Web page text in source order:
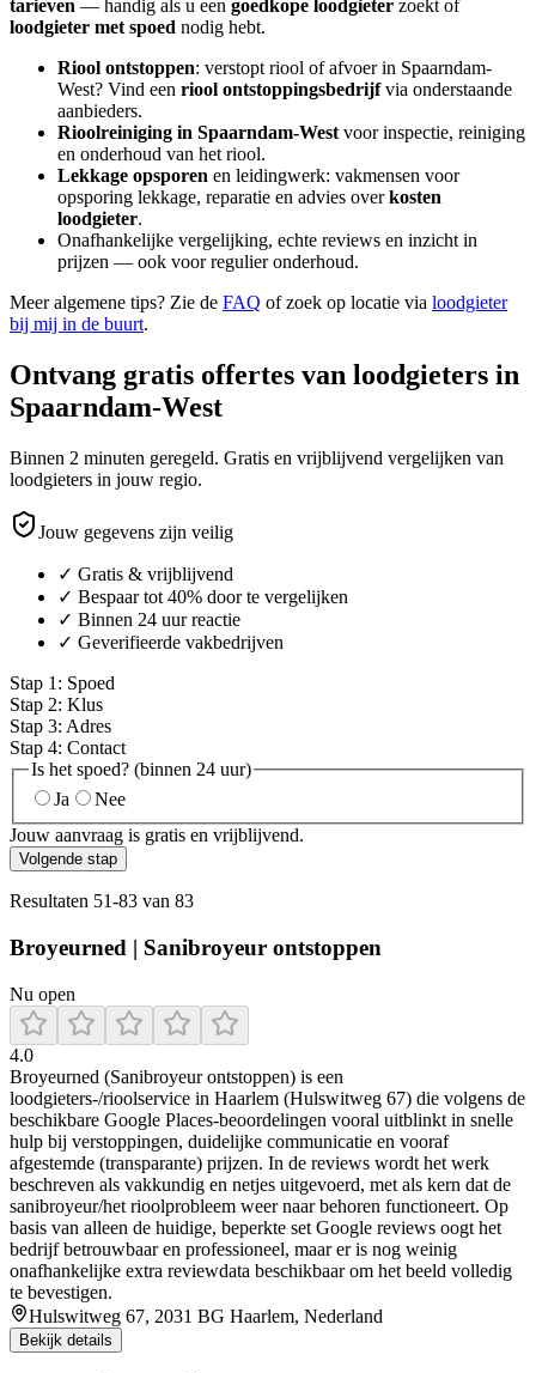
tarieven — handig als u een goedkope loodgieter zoekt of
loodgieter met spoed nodig hebt.
Riool ontstoppen: verstopt riool of afvoer in Spaarndam-
West? Vind een riool ontstoppingsbedrijfvia onderstaande
aanbieders.
Rioolreiniging in Spaarndam-West voor inspectie, reiniging
en onderhoud van het riool.
Lekkage opsporen en leidingwerk: vakmensen voor
opsporing lekkage, reparatie en advies overkosten
loodgieter.
Onafhankelijke vergelijking, echte reviews en inzicht in
prijzen — ook voor regulier onderhoud.
Meer algemene tips? Zie de FAQ of zoek op locatie via loodgieter
bij mij in de buurt.
Ontvang gratis offertes van loodgieters in
Spaarndam-West
Binnen 2 minuten geregeld. Gratis en vrijblijvend vergelijken van
loodgieters in jouw regio.
Jouw gegevens zijn veilig
✓ Gratis & vrijblijvend
✓ Bespaar tot 40% door te vergelijken
✓ Binnen 24 uur reactie
✓ Geverifieerde vakbedrijven
Stap 1 : Spoed
Stap 2: Klus
Stap 3: Adres
Stap 4: Contact
Is het spoed? (binnen 24 uur)
Ja
Nee
Jouw aanvraag is gratis en vrijblijvend.
Volgende stap
Resultaten 51-83 van 83
Broyeurned | Sanibroyeur ontstoppen
Nu open
4.0
Broyeurned (Sanibroyeur ontstoppen) is een
loodgieters-/rioolservice in Haarlem (Hulswitweg 67) die volgens de
beschikbare Google Places-beoordelingen vooral uitblinkt in snelle
hulp bij verstoppingen, duidelijke communicatie en vooraf
afgestemde (transparante) prijzen. In de reviews wordt het werk
beschreven als vakkundig en netjes uitgevoerd, met als kern dat de
sanibroyeur/het rioolprobleem weer naar behoren functioneert. Op
basis van alleen de huidige, beperkte set Google reviews oogt het
bedrijf betrouwbaar en professioneel, maar er is nog weinig
onafhankelijke extra reviewdata beschikbaar om het beeld volledig
te bevestigen.
Hulswitweg 67, 2031 BG Haarlem, Nederland
Bekijk details